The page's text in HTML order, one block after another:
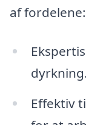
af fordelene:
dyrkning.
Effektiv